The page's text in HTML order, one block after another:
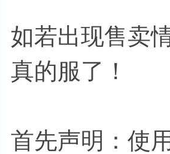
如若出现售卖
真的服了！
首先声明：使